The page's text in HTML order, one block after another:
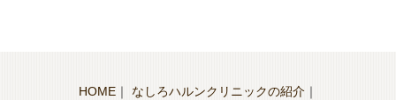
HOME｜ なしろハルンクリニックの紹介｜